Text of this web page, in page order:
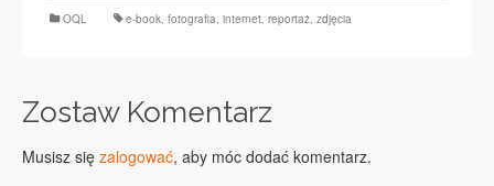
OQL e-book fotografia internet reportaż zdjęcia
Zostaw Komentarz
Musisz się zalogować, aby móc dodać komentarz.